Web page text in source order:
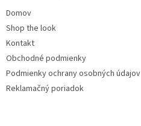
Domov
Shop the look
Kontakt
Obchodné podmienky
Podmienky ochrany osobných údajov
Reklamačný poriadok